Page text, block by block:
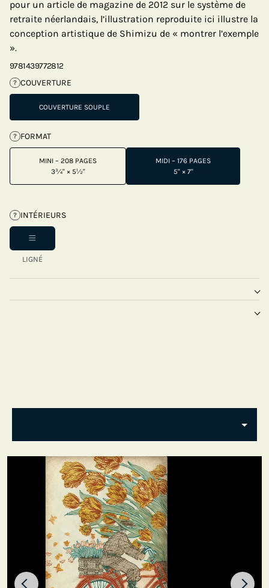
pour un article de magazine de 2012 sur le système de
retraite néerlandais, l’illustration reproduite ici illustre la
conception artistique de Shimizu de « montrer l’exemple
».
9781439772812
? COUVERTURE
COUVERTURE SOUPLE
? FORMAT
MINI – 208 PAGES
3¾" × 5½"
MIDI – 176 PAGES
5" × 7"
? INTÉRIEURS
LIGNÉ